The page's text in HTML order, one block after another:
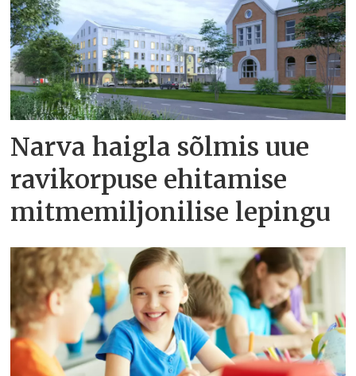
Narva haigla sõlmis uue
ravikorpuse ehitamise
mitmemiljonilise lepingu